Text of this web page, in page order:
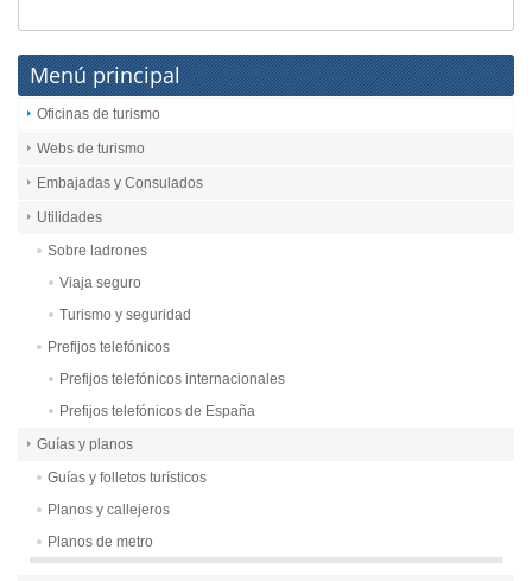
Menú principal
Oficinas de turismo
Webs de turismo
Embajadas y Consulados
Utilidades
Sobre ladrones
Viaja seguro
Turismo y seguridad
Prefijos telefónicos
Prefijos telefónicos internacionales
Prefijos telefónicos de España
Guías y planos
Guías y folletos turísticos
Planos y callejeros
Planos de metro